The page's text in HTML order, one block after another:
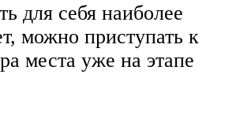
для себя наиболее
можно приступать к
места уже на этапе